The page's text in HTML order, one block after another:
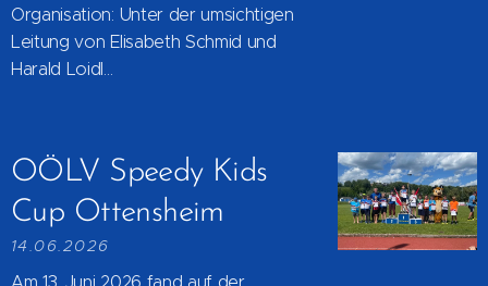
Organisation: Unter der umsichtigen
Leitung von Elisabeth Schmid und
Harald Loidl...
OÖLV Speedy Kids
Cup Ottensheim
14.06.2026